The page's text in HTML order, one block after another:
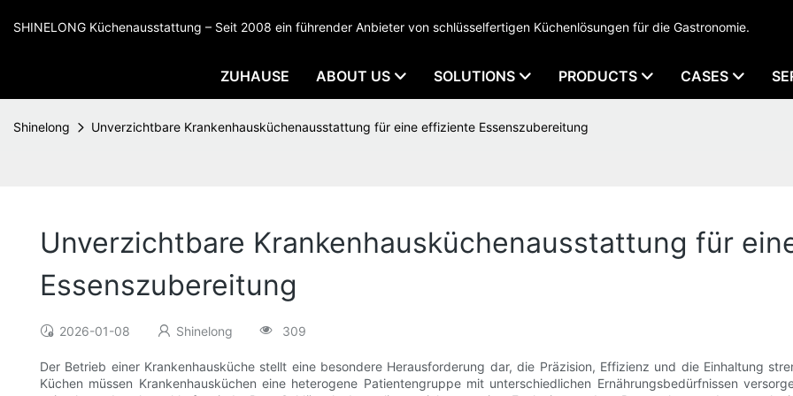
SHINELONG Küchenausstattung – Seit 2008 ein führender Anbieter von schlüsselfertigen Küchenlösungen für die Gastronomie.
ZUHAUSE ABOUT US SOLUTIONS PRODUCTS CASES
Shinelong Unverzichtbare Krankenhausküchenausstattung für eine effiziente Essenszubereitung
Unverzichtbare Krankenhausküchenausstattung für
Essenszubereitung
2026-01-08 Shinelong 309
Der Betrieb einer Krankenhausküche stellt eine besondere Herausforderung dar, die Präzision, Effizienz und die Einhaltung
Küchen müssen Krankenhausküchen eine heterogene Patientengruppe mit unterschiedlichen Ernährungsbedürfnissen